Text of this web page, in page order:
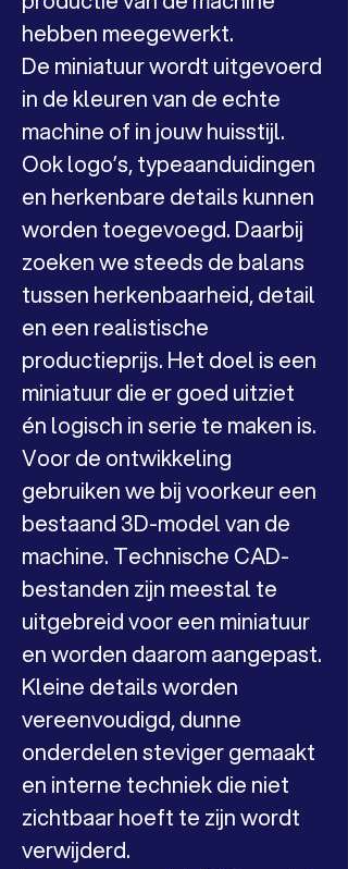
hebben meegewerkt.
De miniatuur wordt uitgevoerd
in de kleuren van de echte
machine of in jouw huisstijl.
Ook logo’s, typeaanduidingen
en herkenbare details kunnen
worden toegevoegd. Daarbij
zoeken we steeds de balans
tussen herkenbaarheid, detail
en een realistische
productieprijs. Het doel is een
miniatuur die er goed uitziet
én logisch in serie te maken is.
Voor de ontwikkeling
gebruiken we bij voorkeur een
bestaand 3D-model van de
machine. Technische CAD-
bestanden zijn meestal te
uitgebreid voor een miniatuur
en worden daarom aangepast.
Kleine details worden
vereenvoudigd, dunne
onderdelen steviger gemaakt
en interne techniek die niet
zichtbaar hoeft te zijn wordt
verwijderd.